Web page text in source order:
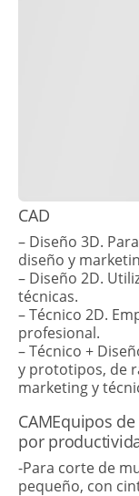
CAD
– Diseño 3D.
diseño y
– Diseño 2D.
técnicas.
– Técnico 2D.
profesional.
– Técnico +
y prototipos, de
marketing y
CAMEquipos
por
-Para corte de
pequeño, con